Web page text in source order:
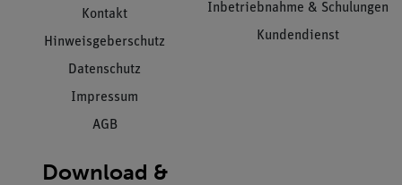
Kontakt
Hinweisgeberschutz
Datenschutz
Impressum
AGB
Inbetriebnahme & Schulungen
Kundendienst
Download &